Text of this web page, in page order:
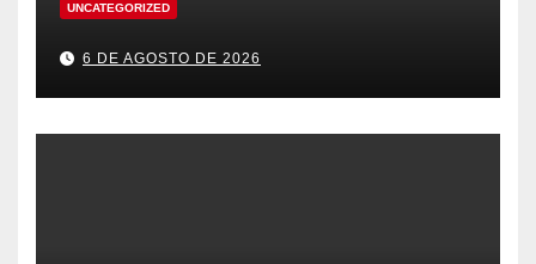
UNCATEGORIZED
6 DE AGOSTO DE 2026